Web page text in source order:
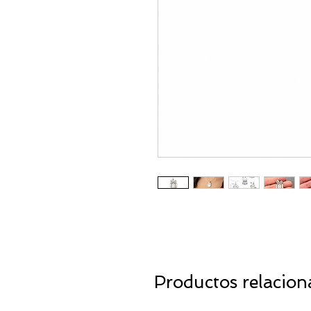
Productos